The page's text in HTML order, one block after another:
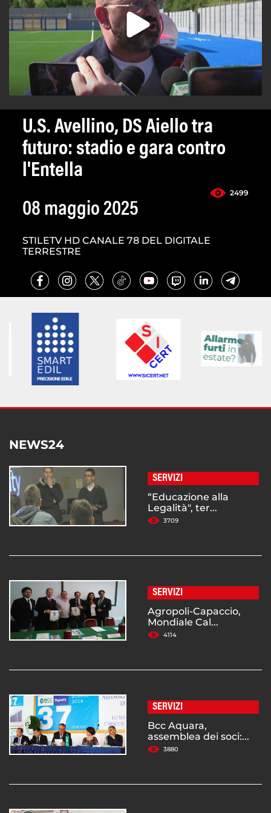
U.S. Avellino, DS Aiello tra
futuro: stadio e gara contro
l'Entella
2499
08 maggio 2025
STILETV HD CANALE 78 DEL DIGITALE
TERRESTRE
NEWS24
SERVIZI
“Educazione alla
Legalità", ter...
3709
SERVIZI
Agropoli-Capaccio,
Mondiale Cal...
4114
SERVIZI
Bcc Aquara,
assemblea dei soci:...
3880